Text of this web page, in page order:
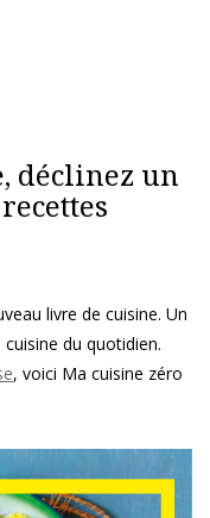
déclinez un
livre de cuisine. Un
du quotidien.
, voici Ma cuisine zéro